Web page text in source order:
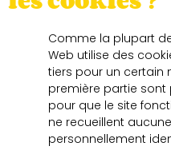
Comme la plupart
Web utilise des
tiers pour un certain
première partie
pour que le site
ne recueillent
personnellement